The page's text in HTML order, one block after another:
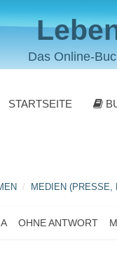
Das Online-
STARTSEITE
MEDIEN (PRESSE,
OHNE ANTWORT